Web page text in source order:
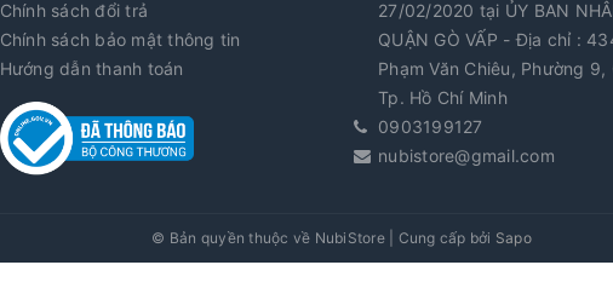
Chính sách đổi trả
Chính sách bảo mật thông tin
Hướng dẫn thanh toán
27/02/2020 tại ỦY BAN
QUẬN GÒ VẤP - Địa chỉ :
Phạm Văn Chiêu, Phường 9,
Tp. Hồ Chí Minh
0903199127
nubistore@gmail.com
© Bản quyền thuộc về NubiStore Cung cấp bởi Sapo